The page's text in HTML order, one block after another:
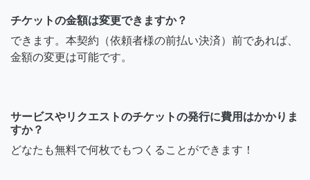
チケットの金額は変更できますか？
できます。本契約（依頼者様の前払い決済）前であれば、
金額の変更は可能です。
サービスやリクエストのチケットの発行に費用はかかりま
すか？
どなたも無料で何枚でもつくることができます！